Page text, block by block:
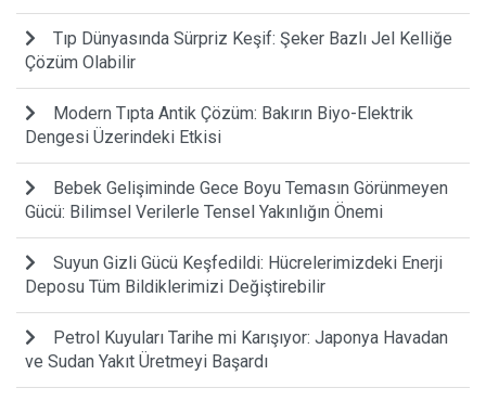
Tıp Dünyasında Sürpriz Keşif: Şeker Bazlı Jel Kelliğe
Çözüm Olabilir
Modern Tıpta Antik Çözüm: Bakırın Biyo-Elektrik
Dengesi Üzerindeki Etkisi
Bebek Gelişiminde Gece Boyu Temasın Görünmeyen
Gücü: Bilimsel Verilerle Tensel Yakınlığın Önemi
Suyun Gizli Gücü Keşfedildi: Hücrelerimizdeki Enerji
Deposu Tüm Bildiklerimizi Değiştirebilir
Petrol Kuyuları Tarihe mi Karışıyor: Japonya Havadan
ve Sudan Yakıt Üretmeyi Başardı